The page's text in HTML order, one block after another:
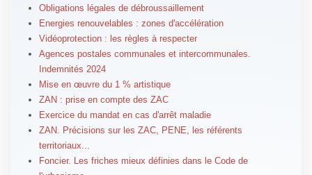
Obligations légales de débroussaillement
Energies renouvelables : zones d'accélération
Vidéoprotection : les règles à respecter
Agences postales communales et intercommunales.
Indemnités 2024
Mise en œuvre du 1 % artistique
ZAN : prise en compte des ZAC
Exercice du mandat en cas d'arrêt maladie
ZAN. Précisions sur les ZAC, PENE, les référents
territoriaux...
Foncier. Les friches mieux définies dans le Code de